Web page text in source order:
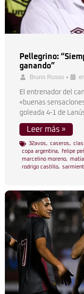
Pellegrino:
ganando”
Bruno Russo •
El entrenador del
«buenas
goleada 4-1 de
Leer más »
32avos, caseros,
copa argentina, felipe
marcelino moreno,
rodrigo castillo,